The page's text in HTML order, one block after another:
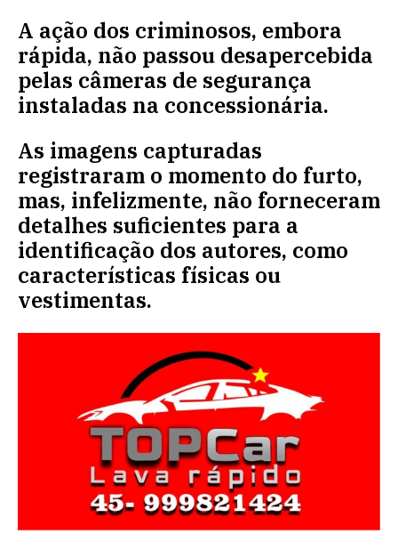
A ação dos criminosos, embora
rápida, não passou desapercebida
pelas câmeras de segurança
instaladas na concessionária.
As imagens capturadas
registraram o momento do furto,
mas, infelizmente, não forneceram
detalhes suficientes para a
identificação dos autores, como
características físicas ou
vestimentas.